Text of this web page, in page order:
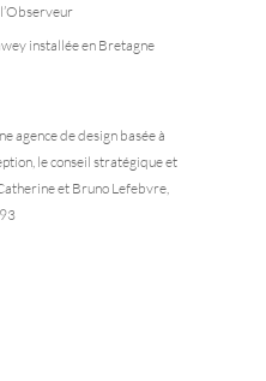
installée en Bretagne
agence de design basée à
le conseil stratégique et
et Bruno Lefebvre,